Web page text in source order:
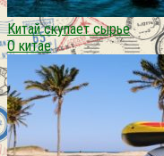
Китай скупает сырье
О китае